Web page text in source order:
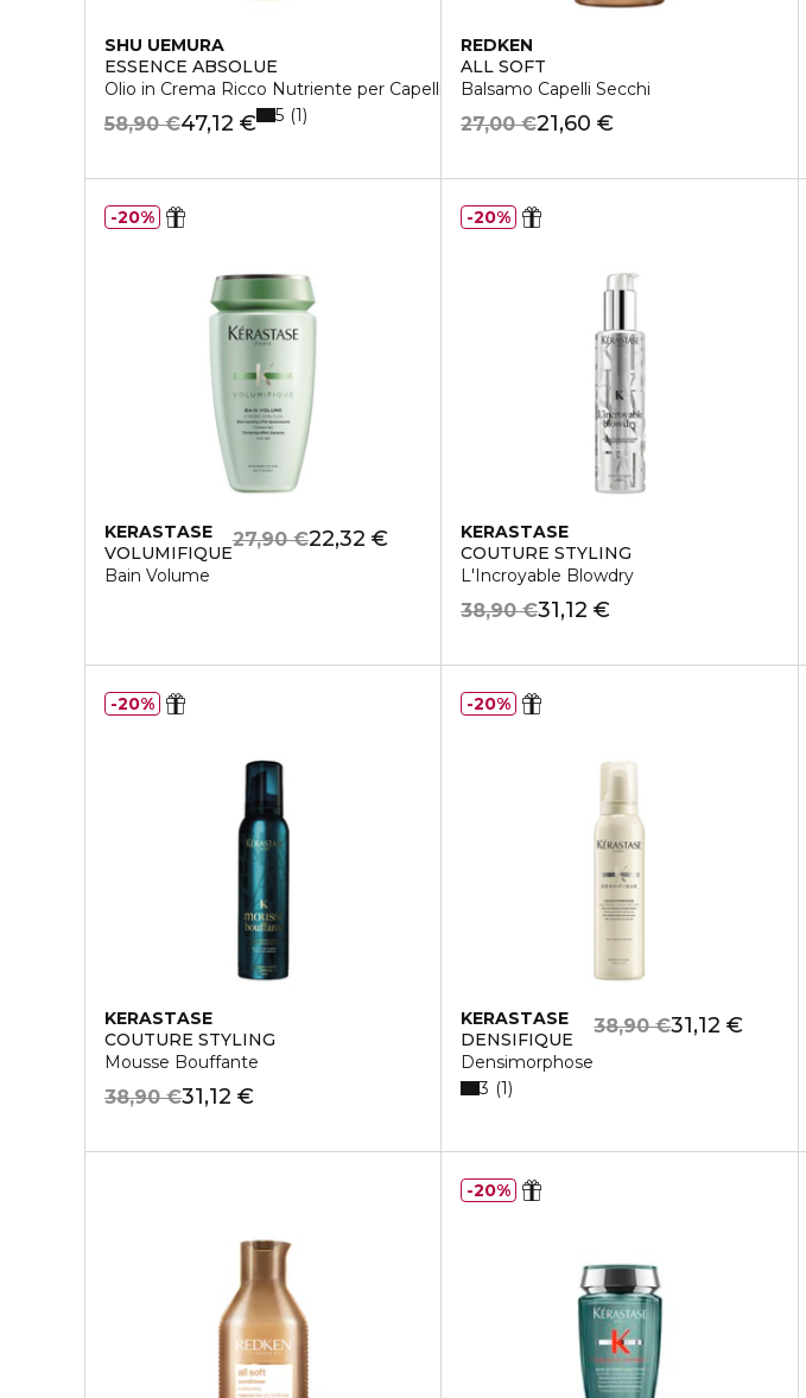
SHU UEMURA
ESSENCE ABSOLUE
Olio in Crema Ricco Nutriente per Capelli
47,12 €
58,90 € 5 1
REDKEN
ALL SOFT
Balsamo Capelli Secchi
21,60 €
27,00 €
KERASTASE
VOLUMIFIQUE
Bain Volume
22,32 €
27,90 €
20%
KERASTASE
COUTURE STYLING
L'Incroyable Blowdry
31,12 €
38,90 €
20%
KERASTASE
COUTURE STYLING
Mousse Bouffante
31,12 €
38,90 €
20%
KERASTASE
DENSIFIQUE
Densimorphose
31,12 €
38,90 €
3 1
20%
20%